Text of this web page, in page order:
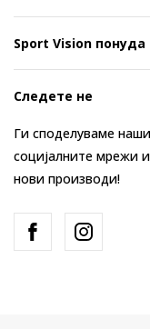
Sport Vision понуда
Следете не
Ги споделуваме
социјалните мрежи
нови производи!